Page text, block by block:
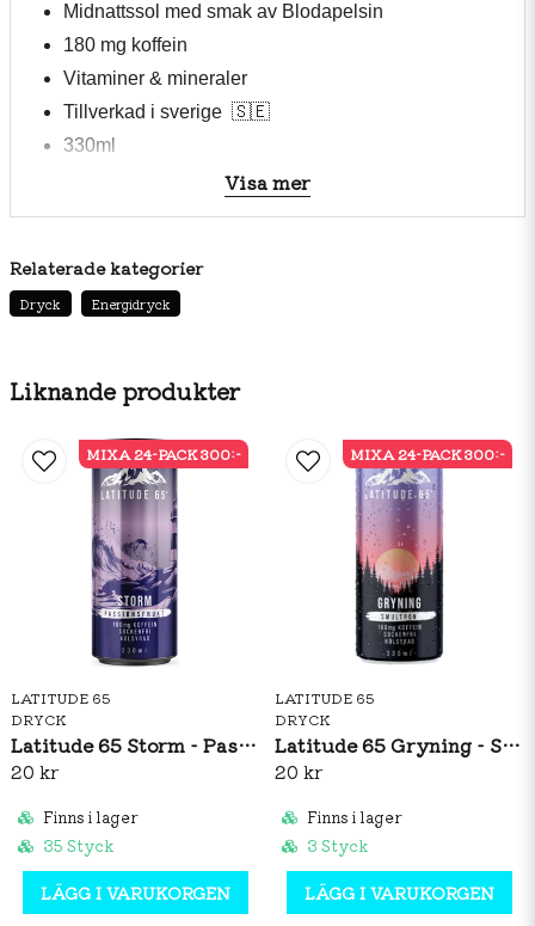
Liknande produkter
LATITUDE 65
DRYCK
Latitude 65 Storm - Passionsfrukt 330ml
20 kr
Finns i lager
35 Styck
LÄGG I VARUKORGEN
MIXA 24-PACK 300:-
LATITUDE 65
DRYCK
Latitude 65 Gryning - Smultron 330ml
20 kr
Finns i lager
3 Styck
LÄGG I VARUKORGEN
MIXA 24-PACK 300:-
Midnattssol med smak av Blodapelsin
180 mg koffein
Vitaminer & mineraler
Tillverkad i sverige 🇸🇪
330ml
Inget konstigt, bara energi!
surhetsreglerande medel (citronsyra, natriumsalter av
citronsyra), Sötningsmedel (sukralos), Koffein, Färgämne
Visa mer
Relaterade kategorier
Dryck Energidryck